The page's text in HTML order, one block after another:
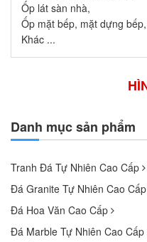
Danh mục sản phẩm
Tranh Đá Tự Nhiên Cao Cấp
Đá Granite Tự Nhiên Cao Cấp
Đá Hoa Văn Cao Cấp
Đá Marble Tự Nhiên Cao Cấp
Ốp lát sàn nhà,
Ốp mặt bếp, mặt dựng
Khác ...